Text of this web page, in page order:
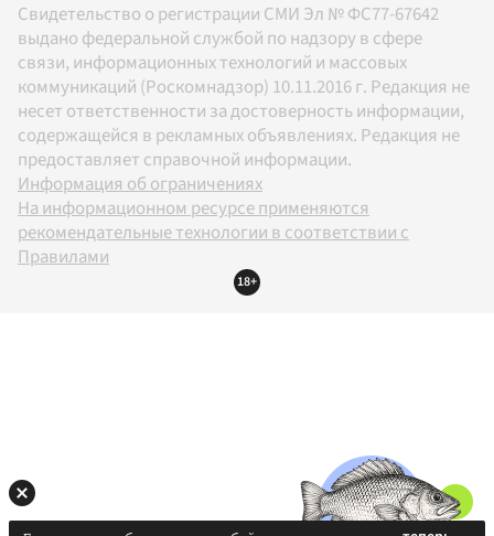
Свидетельство о регистрации СМИ Эл № ФС77-67642
выдано федеральной службой по надзору в сфере
связи, информационных технологий и массовых
коммуникаций (Роскомнадзор) 10.11.2016 г. Редакция не
несет ответственности за достоверность информации,
содержащейся в рекламных объявлениях. Редакция не
предоставляет справочной информации.
Информация об ограничениях
На информационном ресурсе применяются
рекомендательные технологии в соответствии с
Правилами
18+